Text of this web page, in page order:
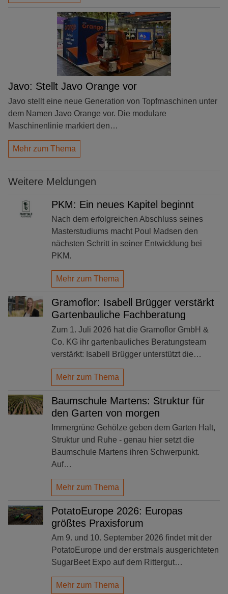
Javo: Stellt Javo Orange vor
Javo stellt eine neue Generation von Topfmaschinen unter
dem Namen Javo Orange vor. Die modulare
Maschinenlinie markiert den…
Mehr zum Thema
Weitere Meldungen
PKM: Ein neues Kapitel beginnt
Nach dem erfolgreichen Abschluss seines
Masterstudiums macht Poul Madsen den
nächsten Schritt in seiner Entwicklung bei
PKM.
Mehr zum Thema
Gramoflor: Isabell Brügger verstärkt
Gartenbauliche Fachberatung
Zum 1. Juli 2026 hat die Gramoflor GmbH &
Co. KG ihr gartenbauliches Beratungsteam
verstärkt: Isabell Brügger unterstützt die…
Mehr zum Thema
Baumschule Martens: Struktur für
den Garten von morgen
Immergrüne Gehölze geben dem Garten Halt,
Struktur und Ruhe - genau hier setzt die
Baumschule Martens ihren Schwerpunkt.
Auf…
Mehr zum Thema
PotatoEurope 2026: Europas
größtes Praxisforum
Am 9. und 10. September 2026 findet mit der
PotatoEurope und der erstmals ausgerichteten
SugarBeet Expo auf dem Rittergut…
Mehr zum Thema